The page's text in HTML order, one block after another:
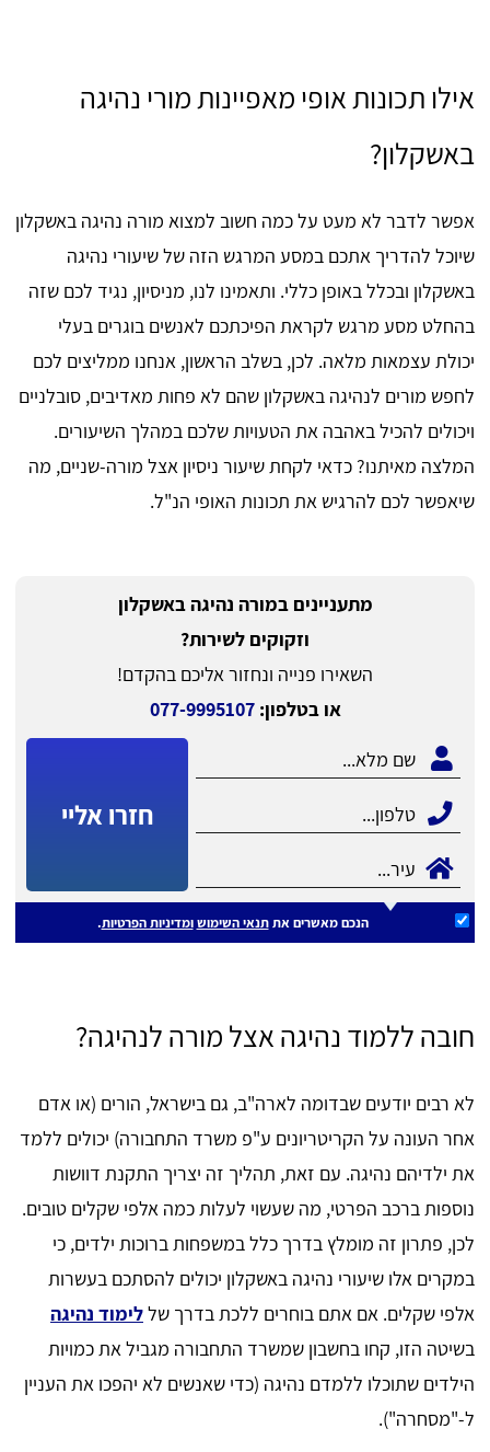
אילו תכונות אופי מאפיינות מורי נהיגה
באשקלון?
אפשר לדבר לא מעט על כמה חשוב למצוא מורה נהיגה באשקלון
שיוכל להדריך אתכם במסע המרגש הזה של שיעורי נהיגה
באשקלון ובכלל באופן כללי. ותאמינו לנו, מניסיון, נגיד לכם שזה
בהחלט מסע מרגש לקראת הפיכתכם לאנשים בוגרים בעלי
יכולת עצמאות מלאה. לכן, בשלב הראשון, אנחנו ממליצים לכם
לחפש מורים לנהיגה באשקלון שהם לא פחות מאדיבים, סובלניים
ויכולים להכיל באהבה את הטעויות שלכם במהלך השיעורים.
המלצה מאיתנו? כדאי לקחת שיעור ניסיון אצל מורה-שניים, מה
שיאפשר לכם להרגיש את תכונות האופי הנ"ל.
מתעניינים במורה נהיגה באשקלון
וזקוקים לשירות?
השאירו פנייה ונחזור אליכם בהקדם!
או בטלפון:077-9995107
חזרו אליי
הנכם מאשרים אתתנאי השימוש ומדיניות הפרטיות.
חובה ללמוד נהיגה אצל מורה לנהיגה?
לא רבים יודעים שבדומה לארה"ב, גם בישראל, הורים (או אדם
אחר העונה על הקריטריונים ע"פ משרד התחבורה) יכולים ללמד
את ילדיהם נהיגה. עם זאת, תהליך זה יצריך התקנת דוושות
נוספות ברכב הפרטי, מה שעשוי לעלות כמה אלפי שקלים טובים.
לכן, פתרון זה מומלץ בדרך כלל במשפחות ברוכות ילדים, כי
במקרים אלו שיעורי נהיגה באשקלון יכולים להסתכם בעשרות
אלפי שקלים. אם אתם בוחרים ללכת בדרך שללימוד נהיגה
בשיטה הזו, קחו בחשבון שמשרד התחבורה מגביל את כמויות
הילדים שתוכלו ללמדם נהיגה (כדי שאנשים לא יהפכו את העניין
ל-"מסחרה").